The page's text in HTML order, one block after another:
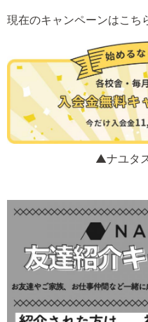
現在のキャンペーンはこち
▲ナユタ